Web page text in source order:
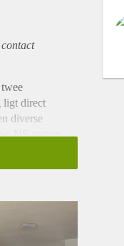
ligt direct
diverse
NS station
gelegen
combi-oven).